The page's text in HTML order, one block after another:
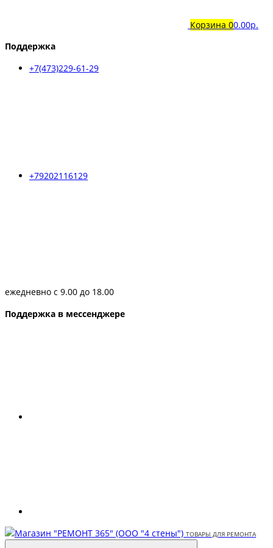
Корзина 00.00р.
Поддержка
+7(473)229-61-29
+79202116129
ежедневно с 9.00 до 18.00
Поддержка в мессенджере